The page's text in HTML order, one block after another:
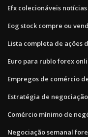
Efx colecionáveis ​​notícias
Eog stock compre ou
Lista completa de ações
Euro para rublo forex
Empregos de comércio
Estratégia de
Comércio mínimo de
Negociação semanal